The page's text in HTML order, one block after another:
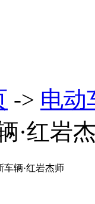
-> 电动
·红岩
辆·红岩杰师